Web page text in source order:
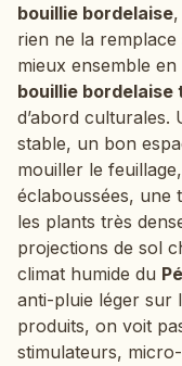
bouillie bordelaise
rien ne la
mieux ensemble
bouillie bordelaise
d’abord culturales.
stable, un bon
mouiller le
éclaboussées, une
les plants très
projections de sol
climat humide du
anti-pluie léger sur
produits, on voit
stimulateurs,